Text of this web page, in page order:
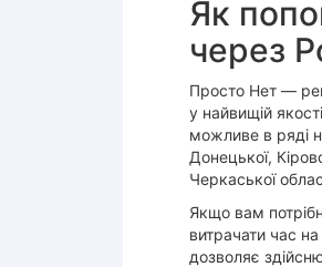
Як
через
Просто Нет —
у найвищій
можливе в ряді
Донецької,
Черкаської
Якщо вам
витрачати час
дозволяє